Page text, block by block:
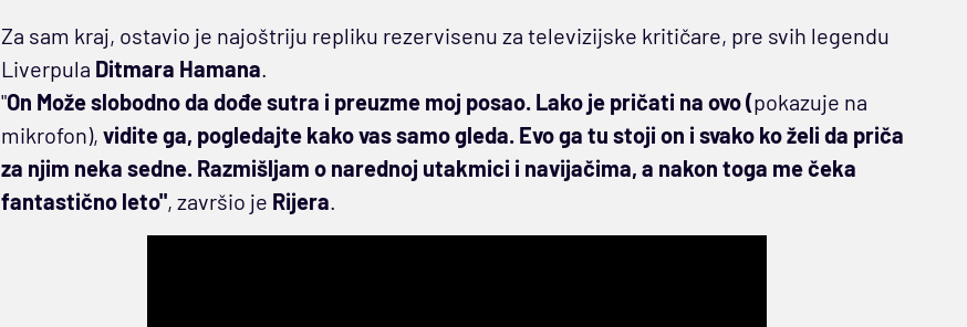
Za sam kraj, ostavio je najoštriju repliku rezervisenu za televizijske kritičare, pre svih legendu
Liverpula Ditmara Hamana.
"On Može slobodno da dođe sutra i preuzme moj posao. Lako je pričati na ovo (pokazuje na
mikrofon), vidite ga, pogledajte kako vas samo gleda. Evo ga tu stoji on i svako ko želi da priča
za njim neka sedne. Razmišljam o narednoj utakmici i navijačima, a nakon toga me čeka
fantastično leto", završio je Rijera.